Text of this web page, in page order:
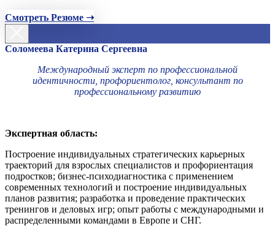
Смотреть Резюме ➝
Соломеева Катерина Сергеевна
Международный эксперт по профессиональной
идентичности, профориентолог, консультант по
профессиональному развитию
Экспертная область:
Построение индивидуальных стратегических карьерных
траекторий для взрослых специалистов и профориентация
подростков; бизнес-психодиагностика с применением
современных технологий и построение индивидуальных
планов развития; разработка и проведение практических
тренингов и деловых игр; опыт работы с международными и
распределенными командами в Европе и СНГ.